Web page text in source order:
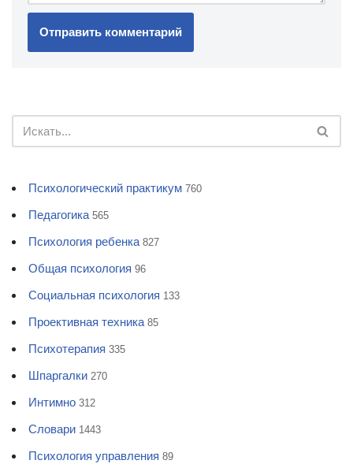
Психологический практикум 760
Педагогика 565
Психология ребенка 827
Общая психология 96
Социальная психология 133
Проективная техника 85
Психотерапия 335
Шпаргалки 270
Интимно 312
Словари 1443
Психология управления 89